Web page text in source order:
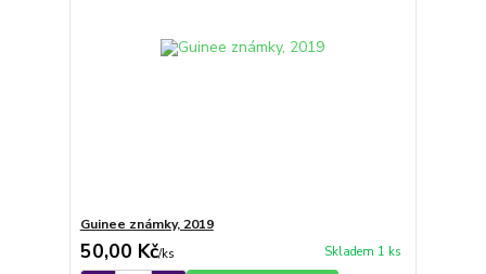
Guinee známky, 2019
50,00 Kč/ks Skladem 1 ks